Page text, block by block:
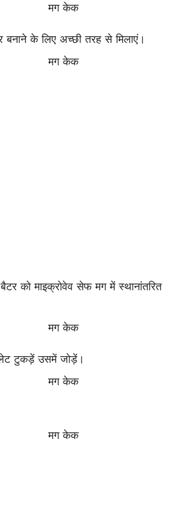
बनाने के लिए अच्छी तरह से मिलाएं।
को माइक्रोवेव सेफ मग में स्थानांतरित
टुकड़ें उसमें जोड़ें।